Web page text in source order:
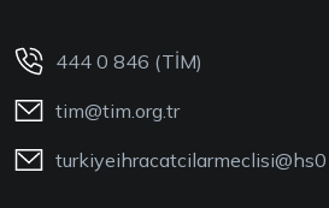
444 0 846 (TİM)
tim@tim.org.tr